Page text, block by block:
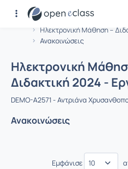
Αρχική Σελίδα
Ηλεκτρονική Μάθηση –
Ανακοινώσεις
Μάθημα :
Ηλεκτρονική
Διδακτική 2024 -
DEMO-A2571 - Αντριάνα
Ανακοινώσεις
Εμφάνισε